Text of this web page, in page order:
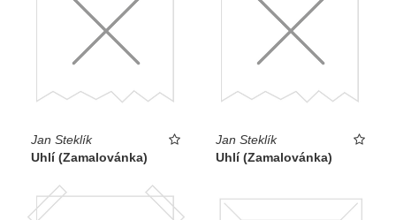
Jan Steklík
Uhlí (Zamalovánka)
Jan Steklík
Uhlí (Zamalovánka)